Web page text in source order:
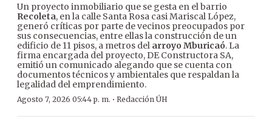
Un proyecto inmobiliario que se gesta en el barrio
Recoleta, en la calle Santa Rosa casi Mariscal López,
generó críticas por parte de vecinos preocupados por
sus consecuencias, entre ellas la construcción de un
edificio de 11 pisos, a metros del arroyo Mburicaó. La
firma encargada del proyecto, DE Constructora SA,
emitió un comunicado alegando que se cuenta con
documentos técnicos y ambientales que respaldan la
legalidad del emprendimiento.
Agosto 7, 2026 05:44 p. m. · Redacción ÚH